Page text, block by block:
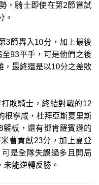
，騎士即使在第2節嘗試
。
3節轟入10分，加上最後
93平手，可是他們之後
，最終還是以10分之差敗
敗騎士，終結對戰的12
根寧咸，杜拜亞斯夏里斯
板，還有鄧肯羅賓遜的
曹貢獻23分，加上夏登
是全隊失誤過多且開局
能逆轉反勝。